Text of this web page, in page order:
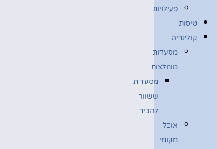
פעילויות
טיסות
קולינריה
מסעדות
מומלצות
מסעדות
ששווה
להכיר
אוכל
מקומי